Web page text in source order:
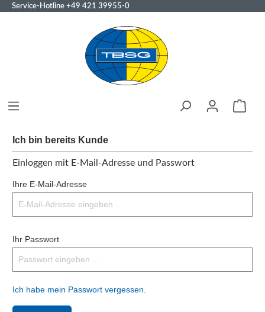
Service-Hotline +49 421 39955-0
Ich bin bereits Kunde
Einloggen mit E-Mail-Adresse und Passwort
Ihre E-Mail-Adresse
Ihr Passwort
Ich habe mein Passwort vergessen.